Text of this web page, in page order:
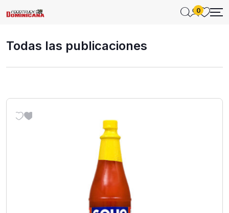
0
Todas las publicaciones